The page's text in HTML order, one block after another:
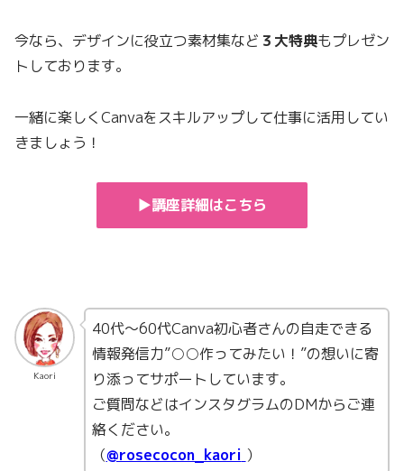
今なら、デザインに役立つ素材集など ３大特典もプレゼン
トしております。
一緒に楽しくCanvaをスキルアップして仕事に活用してい
きましょう！
▶講座詳細はこちら
Kaori
40代〜60代Canva初心者さんの自走できる
情報発信力”○○作ってみたい！”の想いに寄
り添ってサポートしています。
ご質問などはインスタグラムのDMからご連
絡ください。
（@rosecocon_kaori ）